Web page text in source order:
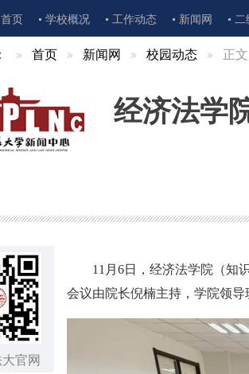
首页 学校概况 工作动态 新闻网 二
首页 新闻网 校园动态 正文
经济法学
官网
11月6日，经济法学院（知
会议由院长倪楠主持，学院领